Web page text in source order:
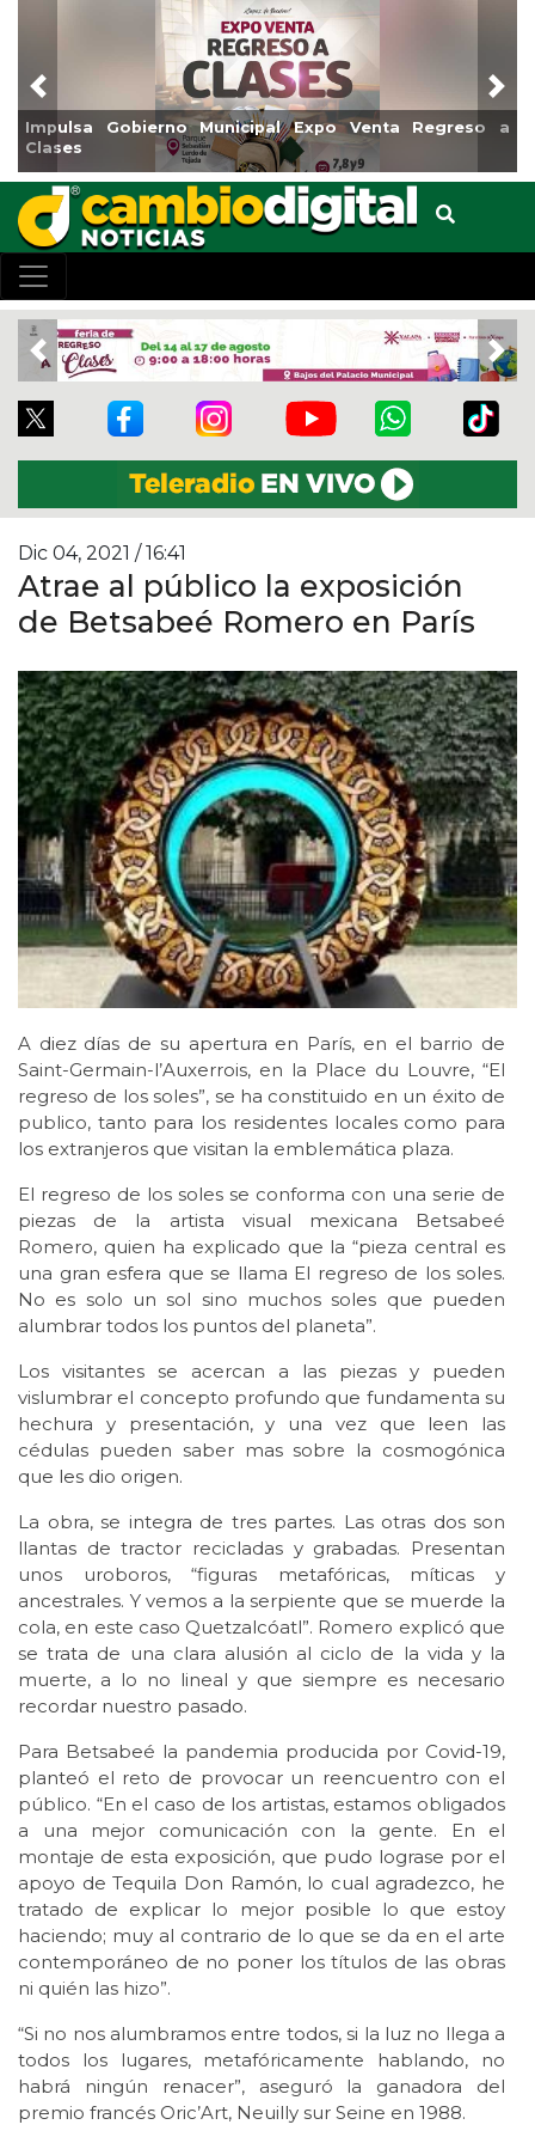
Venta Regreso a
Reabrirá Coatzacoalcos la Alberca
Centro
Previous
Previous
Dic 04, 2021 / 16:41
Atrae al público la exposición
de Betsabeé Romero en París
A diez días de su apertura en París, en el barrio de
Saint-Germain-l’Auxerrois, en la Place du Louvre, “El
regreso de los soles”, se ha constituido en un éxito de
publico, tanto para los residentes locales como para
los extranjeros que visitan la emblemática plaza.
El regreso de los soles se conforma con una serie de
piezas de la artista visual mexicana Betsabeé
Romero, quien ha explicado que la “pieza central es
una gran esfera que se llama El regreso de los soles.
No es solo un sol sino muchos soles que pueden
alumbrar todos los puntos del planeta”.
Los visitantes se acercan a las piezas y pueden
vislumbrar el concepto profundo que fundamenta su
hechura y presentación, y una vez que leen las
cédulas pueden saber mas sobre la cosmogónica
que les dio origen.
La obra, se integra de tres partes. Las otras dos son
llantas de tractor recicladas y grabadas. Presentan
unos uroboros, “figuras metafóricas, míticas y
ancestrales. Y vemos a la serpiente que se muerde la
cola, en este caso Quetzalcóatl”. Romero explicó que
se trata de una clara alusión al ciclo de la vida y la
muerte, a lo no lineal y que siempre es necesario
recordar nuestro pasado.
Para Betsabeé la pandemia producida por Covid-19,
planteó el reto de provocar un reencuentro con el
público. “En el caso de los artistas, estamos obligados
a una mejor comunicación con la gente. En el
montaje de esta exposición, que pudo lograse por el
apoyo de Tequila Don Ramón, lo cual agradezco, he
tratado de explicar lo mejor posible lo que estoy
haciendo; muy al contrario de lo que se da en el arte
contemporáneo de no poner los títulos de las obras
ni quién las hizo”.
“Si no nos alumbramos entre todos, si la luz no llega a
todos los lugares, metafóricamente hablando, no
habrá ningún renacer”, aseguró la ganadora del
premio francés Oric’Art, Neuilly sur Seine en 1988.